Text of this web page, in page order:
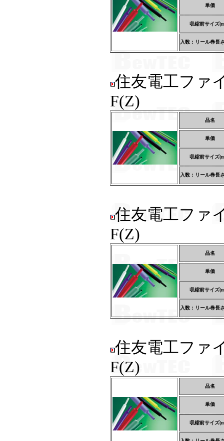
単価
収縮前サイズ
入数：リール巻長
住友電工ファ
F(Z)
品名
単価
収縮前サイズ
入数：リール巻長
住友電工ファ
F(Z)
品名
単価
収縮前サイズ
入数：リール巻長
住友電工ファ
F(Z)
品名
単価
収縮前サイズ